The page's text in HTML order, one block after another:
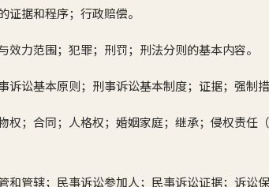
据和程序；行政赔偿。
效力范围；犯罪；刑罚；刑法分则的基本内容。
诉讼基本原则；刑事诉讼基本制度；证据；强制
权；合同；人格权；婚姻家庭；继承；侵权责任
和管辖；民事诉讼参加人；民事诉讼证据；诉讼